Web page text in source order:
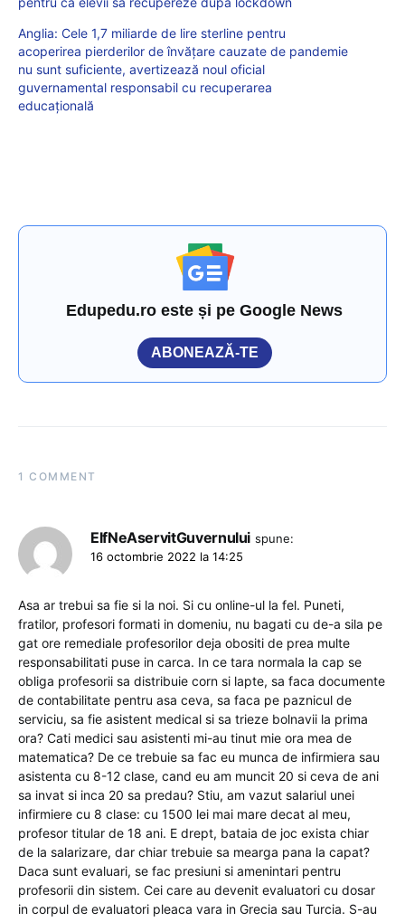
Anglia: Cele 1,7 miliarde de lire sterline pentru
acoperirea pierderilor de învățare cauzate de pandemie
nu sunt suficiente, avertizează noul oficial
guvernamental responsabil cu recuperarea
educațională
Edupedu.ro este și pe Google News
ABONEAZĂ-TE
1 COMMENT
ElfNeAservitGuvernului spune:
16 octombrie 2022 la 14:25
Asa ar trebui sa fie si la noi. Si cu online-ul la fel. Puneti,
fratilor, profesori formati in domeniu, nu bagati cu de-a sila pe
gat ore remediale profesorilor deja obositi de prea multe
responsabilitati puse in carca. In ce tara normala la cap se
obliga profesorii sa distribuie corn si lapte, sa faca documente
de contabilitate pentru asa ceva, sa faca pe paznicul de
serviciu, sa fie asistent medical si sa trieze bolnavii la prima
ora? Cati medici sau asistenti mi-au tinut mie ora mea de
matematica? De ce trebuie sa fac eu munca de infirmiera sau
asistenta cu 8-12 clase, cand eu am muncit 20 si ceva de ani
sa invat si inca 20 sa predau? Stiu, am vazut salariul unei
infirmiere cu 8 clase: cu 1500 lei mai mare decat al meu,
profesor titular de 18 ani. E drept, bataia de joc exista chiar
de la salarizare, dar chiar trebuie sa mearga pana la capat?
Daca sunt evaluari, se fac presiuni si amenintari pentru
profesorii din sistem. Cei care au devenit evaluatori cu dosar
in corpul de evaluatori pleaca vara in Grecia sau Turcia. S-au